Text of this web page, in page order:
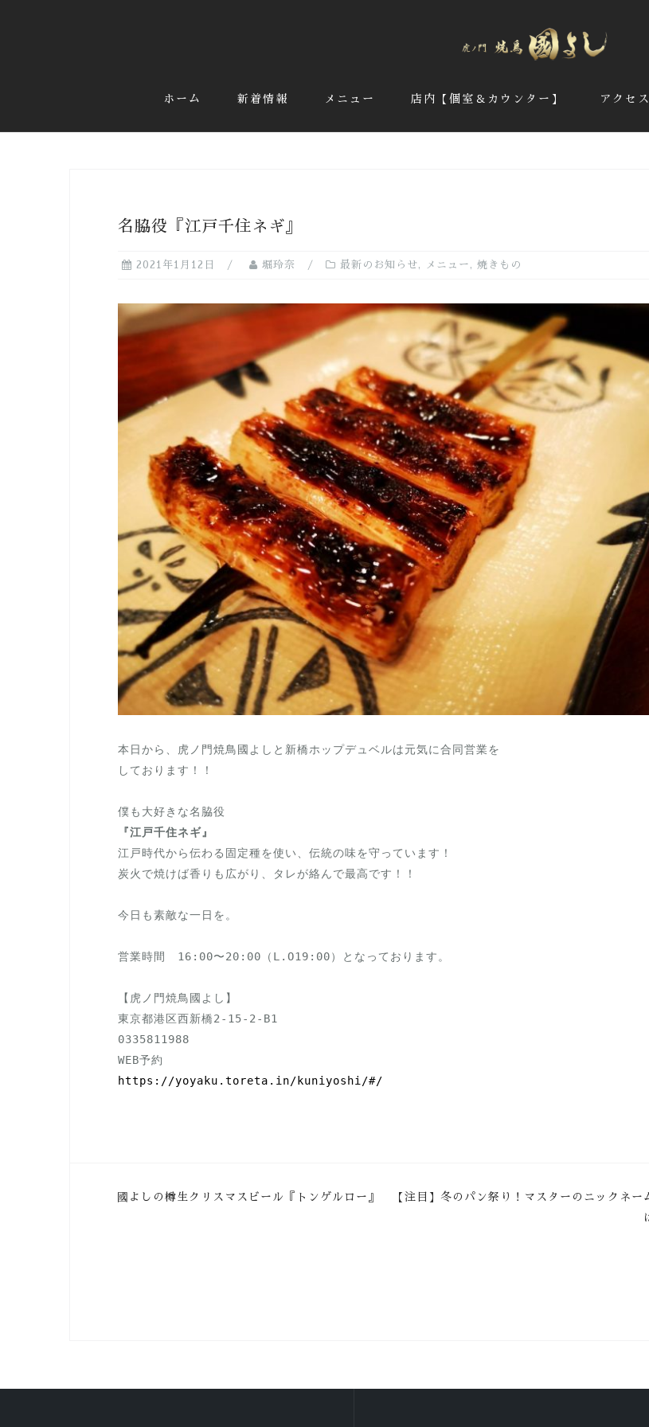
ス
ホーム 新着情報 メニュー 店内【個室＆カウンター】 アクセス
名脇役『江戸千住ネギ』
2021年1月12日 堀玲奈 最新のお知らせ , メニュー , 焼きもの
本日から、虎ノ門焼鳥國よしと新橋ホップデュベルは元気に合同営業を
しております！！
『江戸千住ネギ』
江戸時代から伝わる固定種を使い、伝統の味を守っています！
炭火で焼けば香りも広がり、タレが絡んで最高です！！
今日も素敵な一日を。
営業時間　16:00〜20:00（L.O19:00）となっております。
【虎ノ門焼鳥國よし】
0335811988
https://yoyaku.toreta.in/kuniyoshi/#/
投
國よしの樽生クリスマスビール『トンゲルロー』
【注目】冬のパン祭り！マスターのニックネー